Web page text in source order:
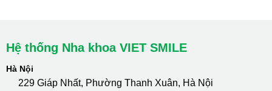
Hệ thống Nha khoa VIET SMILE
Hà Nội
229 Giáp Nhất, Phường Thanh Xuân, Hà Nội